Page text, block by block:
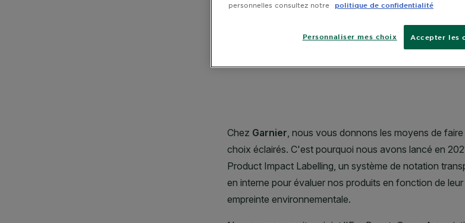
personnelles consultez notre
politique de confidentialité
Accepter les
Personnaliser mes choix